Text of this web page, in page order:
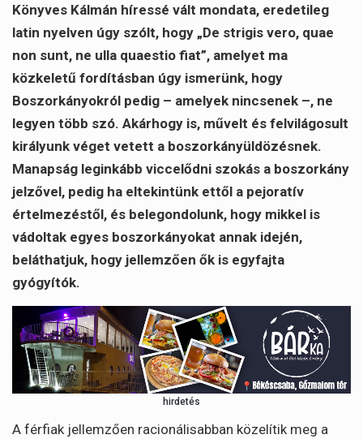
Könyves Kálmán híressé vált mondata, eredetileg
latin nyelven úgy szólt, hogy „De strigis vero, quae
non sunt, ne ulla quaestio fiat”, amelyet ma
közkeletű fordításban úgy ismerünk, hogy
Boszorkányokról pedig – amelyek nincsenek –, ne
legyen több szó. Akárhogy is, művelt és felvilágosult
királyunk véget vetett a boszorkányüldözésnek.
Manapság leginkább viccelődni szokás a boszorkány
jelzővel, pedig ha eltekintünk ettől a pejoratív
értelmezéstől, és belegondolunk, hogy mikkel is
vádoltak egyes boszorkányokat annak idején,
beláthatjuk, hogy jellemzően ők is egyfajta
gyógyítók.
hirdetés
A férfiak jellemzően racionálisabban közelítik meg a